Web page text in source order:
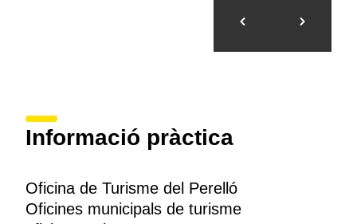
Informació pràctica
Oficina de Turisme del Perelló
Oficines municipals de turisme